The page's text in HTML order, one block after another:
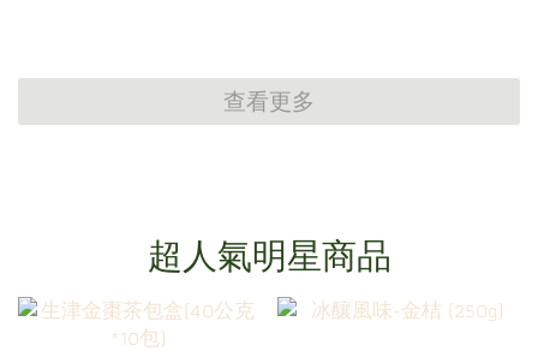
查看更多
超人氣明星商品